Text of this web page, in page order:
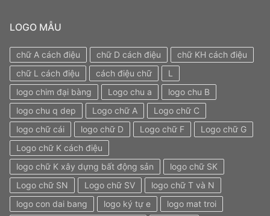
LOGO MẪU
chữ A cách điệu chữ D cách điệu
chữ KH cách điệu
chữ L cách điệu
cách điệu chữ
L
logo chim đại bàng
Logo chu a
logo chu B
logo chu q dep
Logo chữ A
Logo chữ C
logo chữ cái
logo chữ D Logo chữ F
Logo chữ G
Logo chữ K cách điệu
logo chữ K xây dựng bất động sản
logo chữ SK
Logo chữ SN
Logo chữ SV
logo chữ T và N
logo con dai bang
logo ký tự e
logo mat troi